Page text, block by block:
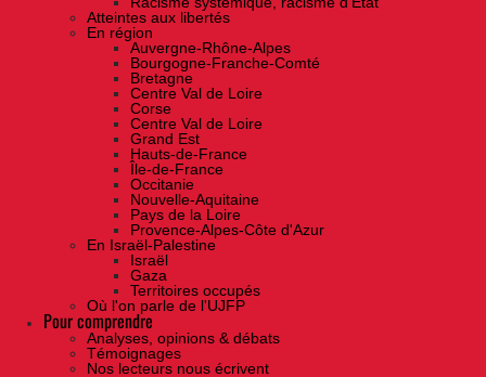
Atteintes aux libertés
En région
Auvergne-Rhône-Alpes
Bourgogne-Franche-Comté
Bretagne
Centre Val de Loire
Corse
Centre Val de Loire
Grand Est
Hauts-de-France
Île-de-France
Occitanie
Nouvelle-Aquitaine
Pays de la Loire
Provence-Alpes-Côte d'Azur
En Israël-Palestine
Israël
Gaza
Territoires occupés
Où l'on parle de l'UJFP
Pour comprendre
Analyses, opinions & débats
Témoignages
Nos lecteurs nous écrivent